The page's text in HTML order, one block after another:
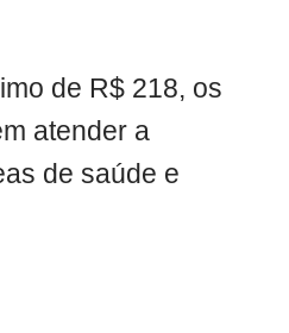
de R$ 218, os
atender a
de saúde e